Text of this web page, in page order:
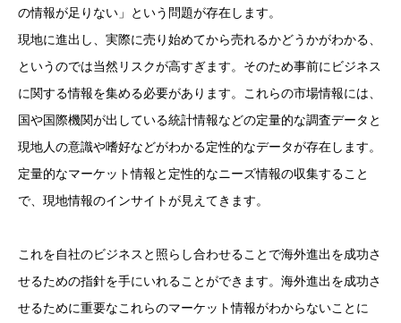
の情報が足りない」という問題が存在します。
現地に進出し、実際に売り始めてから売れるかどうかがわかる、
というのでは当然リスクが高すぎます。そのため事前にビジネス
に関する情報を集める必要があります。これらの市場情報には、
国や国際機関が出している統計情報などの定量的な調査データと
現地人の意識や嗜好などがわかる定性的なデータが存在します。
定量的なマーケット情報と定性的なニーズ情報の収集すること
で、現地情報のインサイトが見えてきます。
これを自社のビジネスと照らし合わせることで海外進出を成功さ
せるための指針を手にいれることができます。海外進出を成功さ
せるために重要なこれらのマーケット情報がわからないことに